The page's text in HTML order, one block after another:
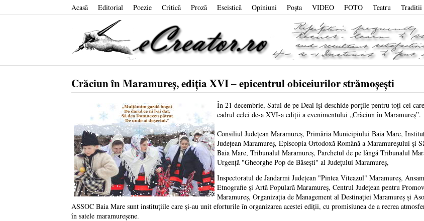
Acasă Editorial Poezie Critică Proză Eseistică Opiniuni Poşta VIDEO FOTO Teatru Traditii
Crăciun în Maramureș, ediția XVI – epicentrul obiceiurilor strămoșești
În 21 decembrie, Satul de pe Deal își deschide porțile pentru toți cei
cadrul celei de-a XVI-a ediții a evenimentului „Crăciun în Maramureș”.
Consiliul Județean Maramureș, Primăria Municipiului Baia Mare,
Județean Maramureș, Episcopia Ortodoxă Română a Maramureșului
Baia Mare, Tribunalul Maramureș, Parchetul de pe lângă Tribunalul
Urgență "Gheorghe Pop de Băsești" al Județului Maramureș,
Inspectoratul de Jandarmi Județean "Pintea Viteazul" Maramureș,
Etnografie și Artă Populară Maramureș, Centrul Județean pentru
Maramureș, Organizaţia de Management al Destinației Maramureș și
ASSOC Baia Mare sunt instituțiile care și-au unit eforturile în organizarea acestei ediții, cu promisiunea de a recrea
în satele maramureșene.